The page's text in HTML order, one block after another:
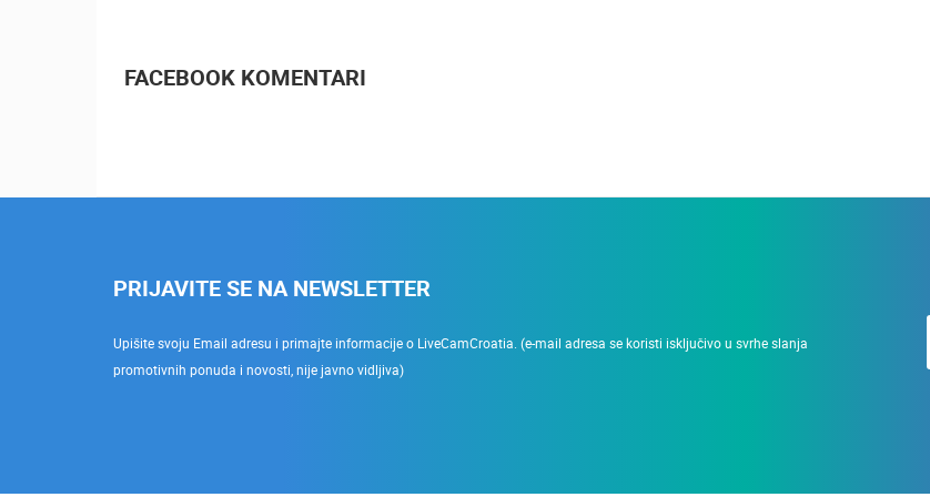
FACEBOOK KOMENTARI
PRIJAVITE SE NA NEWSLETTER
Upišite svoju Email adresu i primajte informacije o LiveCamCroatia. (e-mail adresa se koristi isključivo u svrhe slanja
promotivnih ponuda i novosti, nije javno vidljiva)